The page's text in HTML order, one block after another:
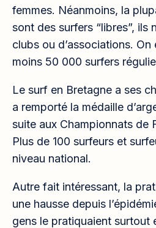
femmes. Néanmoins, la
sont des surfers “libres”, ils
clubs ou d’associations. On
moins 50 000 surfers
Le surf en Bretagne a ses
a remporté la médaille
suite aux Championnats de
Plus de 100 surfeurs et
niveau national.
Autre fait intéressant, la
une hausse depuis
gens le pratiquaient surtout